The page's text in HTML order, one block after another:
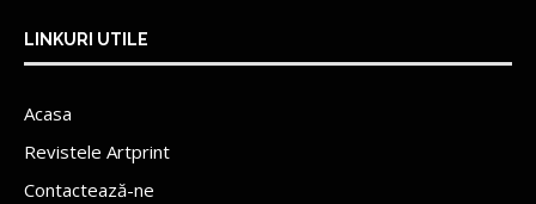
LINKURI UTILE
Acasa
Revistele Artprint
Contactează-ne